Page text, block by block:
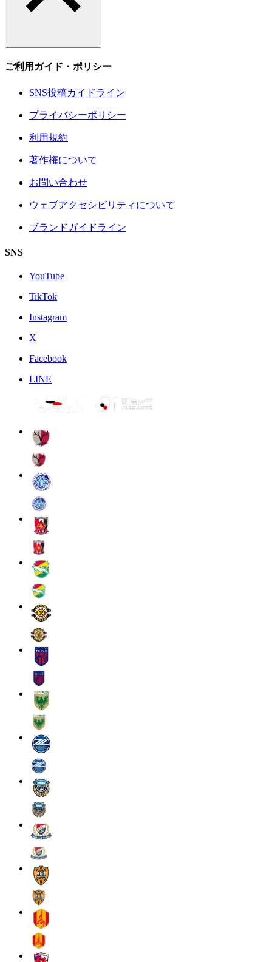
ご利用ガイド・ポリシー
SNS投稿ガイドライン
プライバシーポリシー
利用規約
著作権について
お問い合わせ
ウェブアクセシビリティについて
ブランドガイドライン
SNS
YouTube
TikTok
Instagram
X
Facebook
LINE